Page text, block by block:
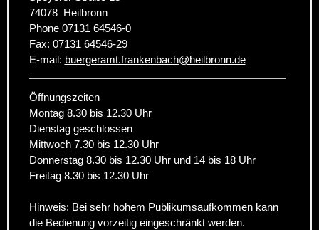
74078 Heilbronn
Phone 07131 64546-0
Fax: 07131 64546-29
E-mail: buergeramt.frankenbach@heilbronn.de
Öffnungszeiten
Montag 8.30 bis 12.30 Uhr
Dienstag geschlossen
Mittwoch 7.30 bis 12.30 Uhr
Donnerstag 8.30 bis 12.30 Uhr und 14 bis 18 Uhr
Freitag 8.30 bis 12.30 Uhr
Hinweis: Bei sehr hohem Publikumsaufkommen kann
die Bedienung vorzeitig eingeschränkt werden.